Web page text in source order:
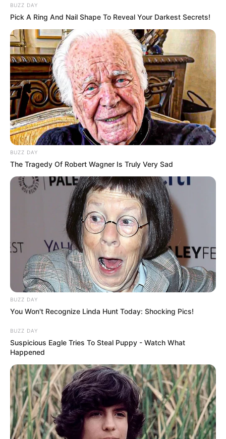
Serem! 9 Chat Ojek Online &
Pelanggan Ini Bikin Auto
Bikin Ngakak, 10 Potret
Cosplay Murah Pakai Bahan
Seadanya
Anti Mainstream, 10 Cara
Membawa Barang Belanjaan
Versi Warga Thailand
BUZZ DAY
Pick A Ring And Nail Shape To Reveal Your Darkest Secrets!
BUZZ DAY
The Tragedy Of Robert Wagner Is Truly Very Sad
BUZZ DAY
You Won't Recognize Linda Hunt Today: Shocking Pics!
BUZZ DAY
Suspicious Eagle Tries To Steal Puppy - Watch What
Happened